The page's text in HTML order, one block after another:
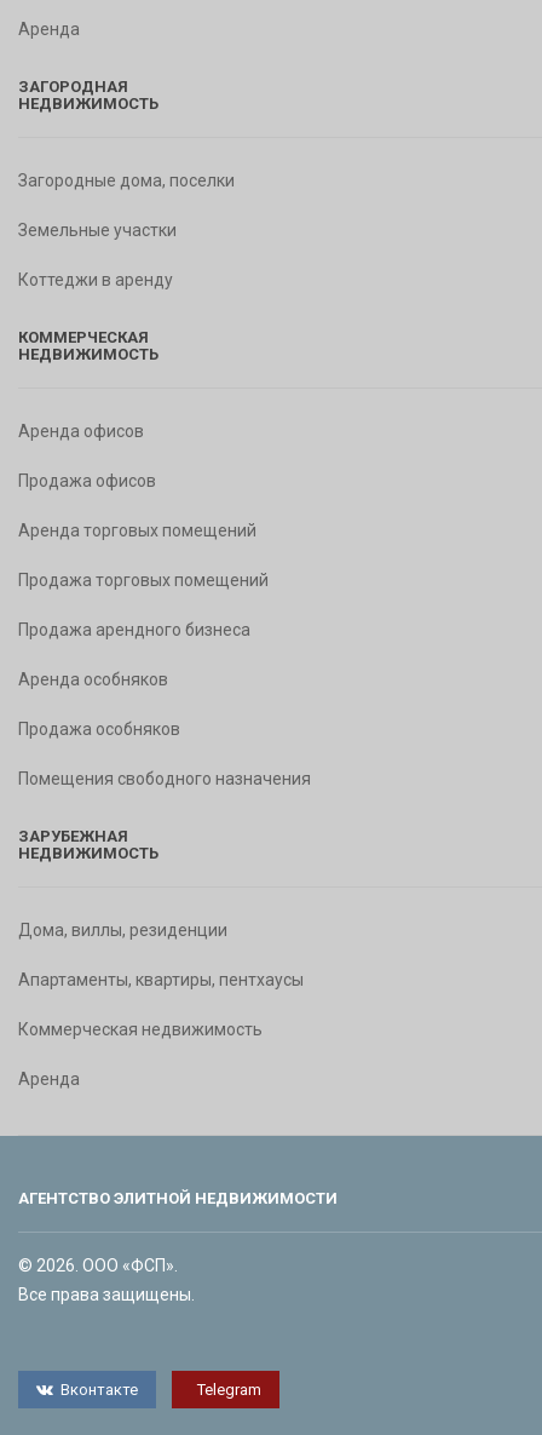
Аренда
ЗАГОРОДНАЯ
НЕДВИЖИМОСТЬ
Загородные дома, поселки
Земельные участки
Коттеджи в аренду
КОММЕРЧЕСКАЯ
НЕДВИЖИМОСТЬ
Аренда офисов
Продажа офисов
Аренда торговых помещений
Продажа торговых помещений
Продажа арендного бизнеса
Аренда особняков
Продажа особняков
Помещения свободного назначения
ЗАРУБЕЖНАЯ
НЕДВИЖИМОСТЬ
Дома, виллы, резиденции
Апартаменты, квартиры, пентхаусы
Коммерческая недвижимость
Аренда
АГЕНТСТВО ЭЛИТНОЙ НЕДВИЖИМОСТИ
© 2026. ООО «ФСП».
Все права защищены.
Вконтакте Telegram